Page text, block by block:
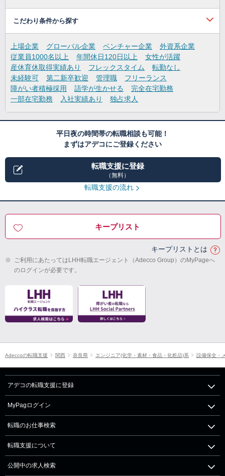
こだわり条件から探す
上場企業 グローバル企業 ベンチャー企業
外資系企業
従業員1000名以上
年間休日120日以上
女性が活躍
産休育休取得実績あり
フレックスタイム
転勤なし
未経験可
第二新卒歓迎 管理職
フリーランス
障がい者積極採用
語学が生かせる
完全在宅勤務
一部在宅勤務
入社実績あり 独占求人
平日夜の時間帯の転職相談も可能！
まずはアデコにご登録ください
転職支援に登録
（無料）
転職支援の流れ
キープリスト
キープリストとは
※ ご利用にあたってはLHH転職エージェント（Adecco Group）のMyPageへ
のログインが必要です。
Adeccoの転職支援 関西 奈良県 エンジニア(化学・素材・食品・化粧品)系 設備保全・
アデコの転職支援に登録
MyPagログイン
転職のお仕事検索
転職支援について
公開中の求人検索